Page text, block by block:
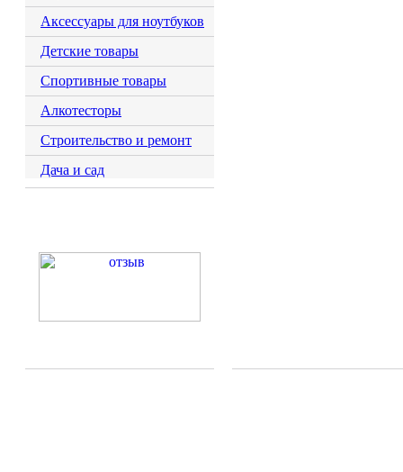
Аксессуары для ноутбуков
Детские товары
Спортивные товары
Алкотесторы
Строительство и ремонт
Дача и сад